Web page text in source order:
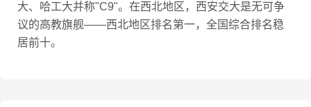
大、哈工大并称"C9"。在西北地区，西安交大是无可争
议的高教旗舰——西北地区排名第一，全国综合排名稳
居前十。